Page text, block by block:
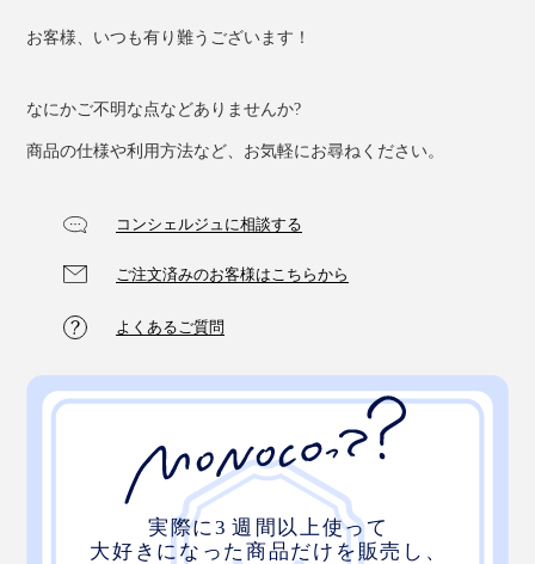
お客様、いつも有り難うございます！
なにかご不明な点などありませんか?
商品の仕様や利用方法など、お気軽にお尋ねください。
コンシェルジュに相談する
ご注文済みのお客様はこちらから
よくあるご質問